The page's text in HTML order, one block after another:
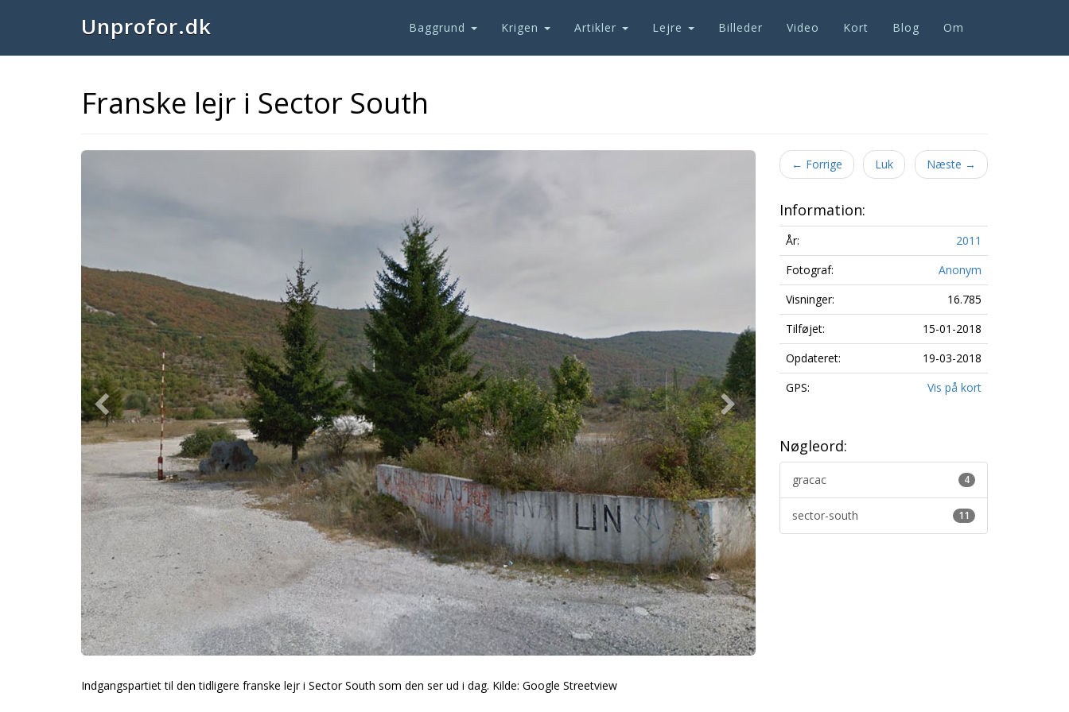
Unprofor.dk Baggrund Krigen Artikler Lejre Billeder Video Kort Blog Om
Franske lejr i Sector South
Previous
Indgangspartiet til den tidligere franske lejr i Sector South som den ser ud i dag. Kilde: Google Streetview
← Forrige Luk Næste →
Information:
År:
2011
Fotograf:
Anonym
Visninger:
16.785
Tilføjet:
15-01-2018
Opdateret:
19-03-2018
GPS:
Vis på kort
Nøgleord:
4
gracac
11
sector-south